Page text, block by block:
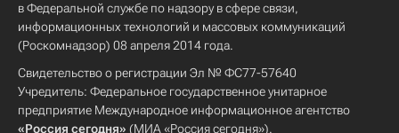
в Федеральной службе по надзору в сфере связи,
информационных технологий и массовых коммуникаций
(Роскомнадзор) 08 апреля 2014 года.
Свидетельство о регистрации Эл № ФС77-57640
Учредитель: Федеральное государственное унитарное
предприятие Международное информационное агентство
«Россия сегодня» (МИА «Россия сегодня»).